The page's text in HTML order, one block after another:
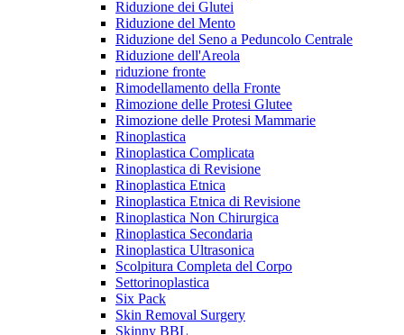
Riduzione dei Glutei
Riduzione del Mento
Riduzione del Seno a Peduncolo Centrale
Riduzione dell'Areola
riduzione fronte
Rimodellamento della Fronte
Rimozione delle Protesi Glutee
Rimozione delle Protesi Mammarie
Rinoplastica
Rinoplastica Complicata
Rinoplastica di Revisione
Rinoplastica Etnica
Rinoplastica Etnica di Revisione
Rinoplastica Non Chirurgica
Rinoplastica Secondaria
Rinoplastica Ultrasonica
Scolpitura Completa del Corpo
Settorinoplastica
Six Pack
Skin Removal Surgery
Skinny BBL